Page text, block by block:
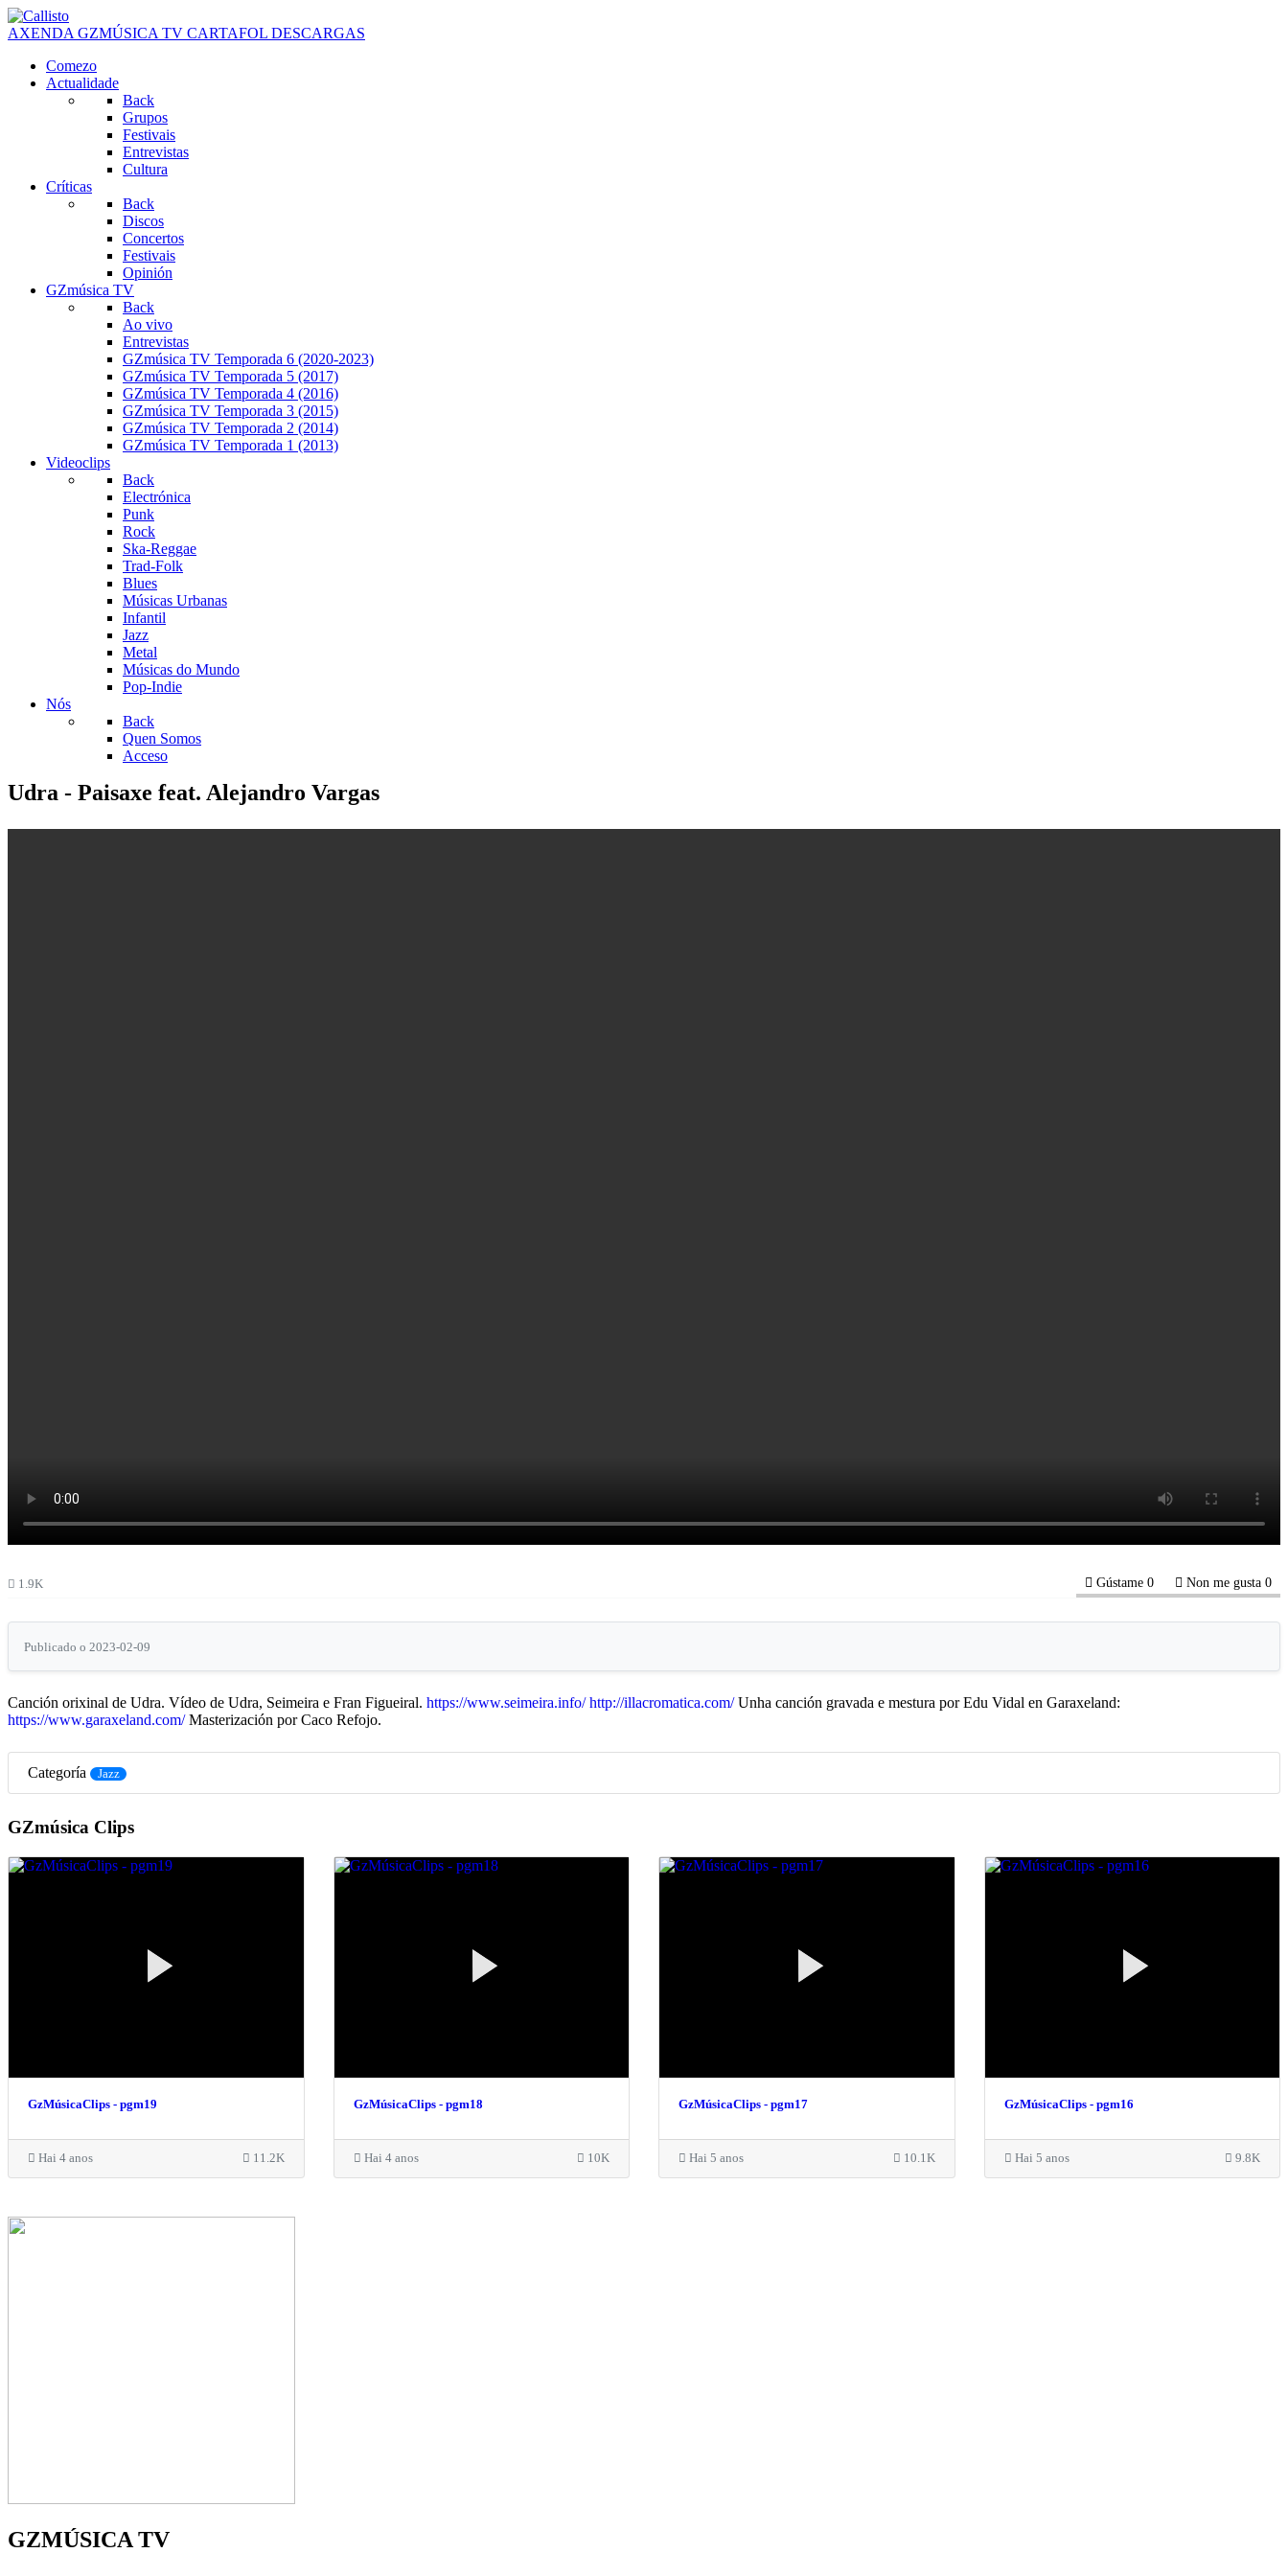
AXENDA GZMÚSICA TV CARTAFOL DESCARGAS
Comezo
Actualidade
Back
Grupos
Festivais
Entrevistas
Cultura
Críticas
Back
Discos
Concertos
Festivais
Opinión
GZmúsica TV
Back
Ao vivo
Entrevistas
GZmúsica TV Temporada 6 (2020-2023)
GZmúsica TV Temporada 5 (2017)
GZmúsica TV Temporada 4 (2016)
GZmúsica TV Temporada 3 (2015)
GZmúsica TV Temporada 2 (2014)
GZmúsica TV Temporada 1 (2013)
Videoclips
Back
Electrónica
Punk
Rock
Ska-Reggae
Trad-Folk
Blues
Músicas Urbanas
Infantil
Jazz
Metal
Músicas do Mundo
Pop-Indie
Nós
Back
Quen Somos
Acceso
Udra - Paisaxe feat. Alejandro Vargas
1.9K Gústame 0 Non me gusta 0
Publicado o 2023-02-09
Canción orixinal de Udra. Vídeo de Udra, Seimeira e Fran Figueiral. https://www.seimeira.info/ http://illacromatica.com/Unha canción gravada e mestura por Edu Vidal en Garaxeland:
https://www.garaxeland.com/Masterización por Caco Refojo.
Categoría Jazz
GZmúsica Clips
GzMúsicaClips - pgm19
Hai 4 anos 11.2K
GzMúsicaClips - pgm18
Hai 4 anos 10K
GzMúsicaClips - pgm17
Hai 5 anos 10.1K
GzMúsicaClips - pgm16
Hai 5 anos 9.8K
GZMÚSICA TV